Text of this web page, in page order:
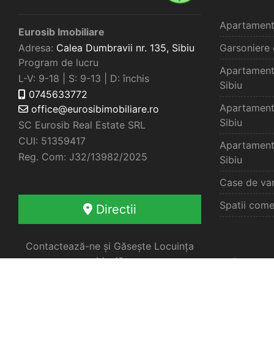
Eurosib Imobiliare
Adresa: Calea Dumbravii nr. 135, Sibiu
Program de lucru
L-V: 9-18 | S: 9-13 | D: închis
0745633772
office@eurosibimobiliare.ro
SC Eurosib Real Estate SRL
CUI: 51359417
Reg. Com: J32/13982/2025
Directii
Contactează-ne și Găsește Locuința
Ideală
Garsoniere
Sibiu
Sibiu
Sibiu
Case de
Spatii
Oferte